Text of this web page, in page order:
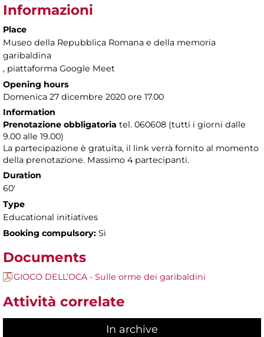
Informazioni
Place
Museo della Repubblica Romana e della memoria
garibaldina
, piattaforma Google Meet
Opening hours
Domenica 27 dicembre 2020 ore 17.00
Information
Prenotazione obbligatoria tel. 060608 (tutti i giorni dalle
9.00 alle 19.00)
La partecipazione è gratuita, il link verrà fornito al momento
della prenotazione. Massimo 4 partecipanti.
Duration
60'
Type
Educational initiatives
Booking compulsory: Sì
Documents
GIOCO DELL’OCA - Sulle orme dei garibaldini
Attività correlate
In archive